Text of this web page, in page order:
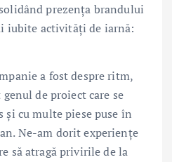
prezența brandului
iubite activități de iarnă:
a fost despre ritm,
de proiect care se
cu multe piese puse în
Ne-am dorit experiențe
să atragă privirile de la